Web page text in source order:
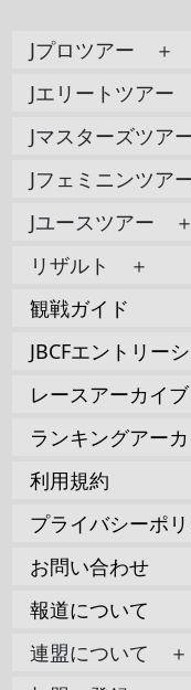
Jプロツアー ＋
Jエリートツアー
Jマスターズツア
Jフェミニンツア
Jユースツアー ＋
リザルト ＋
観戦ガイド
JBCFエントリー
レースアーカイブ
ランキングアー
利用規約
プライバシーポ
お問い合わせ
報道について
連盟について ＋